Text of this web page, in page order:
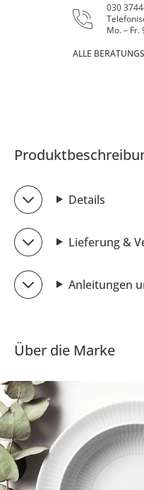
030
Mo. – Fr.
ALLE
Details
Lieferung &
Anleitungen
Über die Marke